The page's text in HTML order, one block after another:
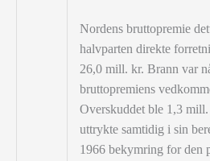
Nordens bruttopremie
halvparten direkte
26,0 mill. kr. Brann var
bruttopremiens
Overskuddet ble 1,3
uttrykte samtidig i sin
1966 bekymring for den